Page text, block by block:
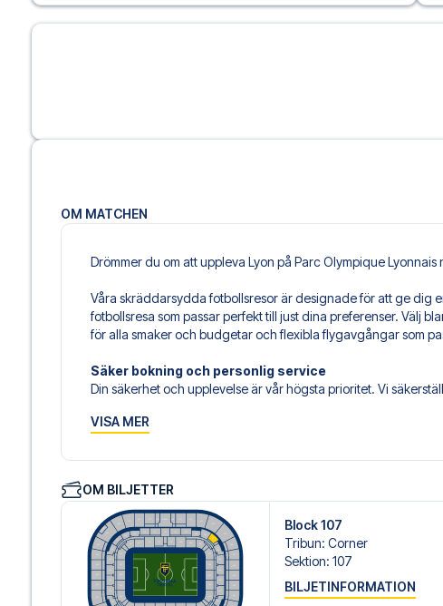
OM MATCHEN
Drömmer du om att uppleva Lyon på Parc Olympique
Våra skräddarsydda fotbollsresor är designade för att ge dig
fotbollsresa som passar perfekt till just dina preferenser. Välj
för alla smaker och budgetar och flexibla flygavgångar som
Säker bokning och personlig service
Din säkerhet och upplevelse är vår högsta prioritet. Vi
14 ellerhär
Är du redo att uppleva Lyon på Parc Olympique Lyonnais mot
VISA MER
OM BILJETTER
Block 107
Tribun: Corner
Sektion: 107
BILJETINFORMATION